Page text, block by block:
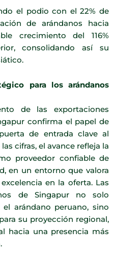
el podio con el 22% de
de arándanos hacia
crecimiento del 116%
consolidando así su
para los arándanos
de las exportaciones
confirma el papel de
de entrada clave al
cifras, el avance refleja la
proveedor confiable de
en un entorno que valora
en la oferta. Las
de Singapur no solo
arándano peruano, sino
su proyección regional,
hacia una presencia más